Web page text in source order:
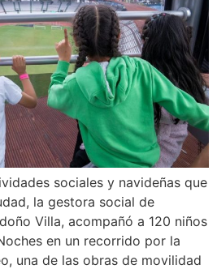
sociales y navideñas que
la gestora social de
Villa, acompañó a 120 niños
en un recorrido por la
una de las obras de movilidad